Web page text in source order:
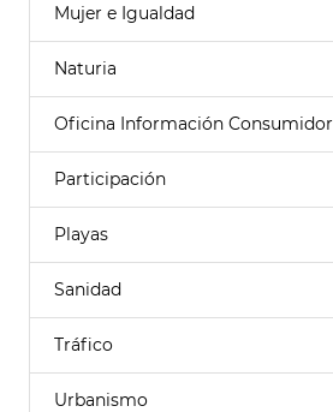
Mujer e Igualdad
Naturia
Oficina Información Consumidor
Participación
Playas
Sanidad
Tráfico
Urbanismo